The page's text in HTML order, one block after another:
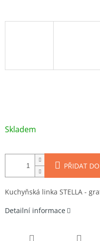
Skladem
PŘIDAT
Kuchyňská linka STELLA -
Detailní informace